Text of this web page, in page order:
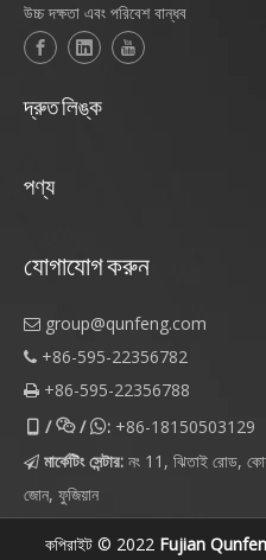
উচ্চ দক্ষতা এবং পরিবেশ বান্ধব
দ্রুত লিঙ্ক
পণ্য
যোগাযোগ করুন
 group@qunfeng.com
 +86-595-22356782
 +86-595-22356788
 //: +86-18150503129
 মার্কেটিং সেন্টার: নং 11, ঝিতাই রোড,
জোন, ফুজিয়ান
কপিরাইট © 2022 Fujian